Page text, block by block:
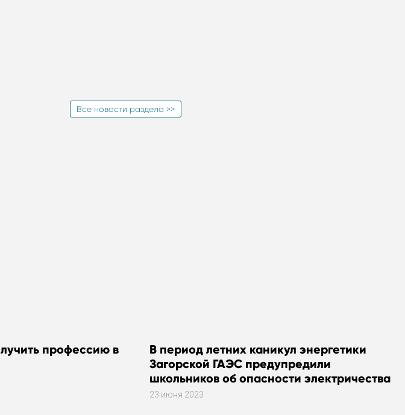
Все новости раздела >>
профессию в
В период летних каникул энергетики
Загорской ГАЭС предупредили
школьников об опасности электричества
23 июня 2023